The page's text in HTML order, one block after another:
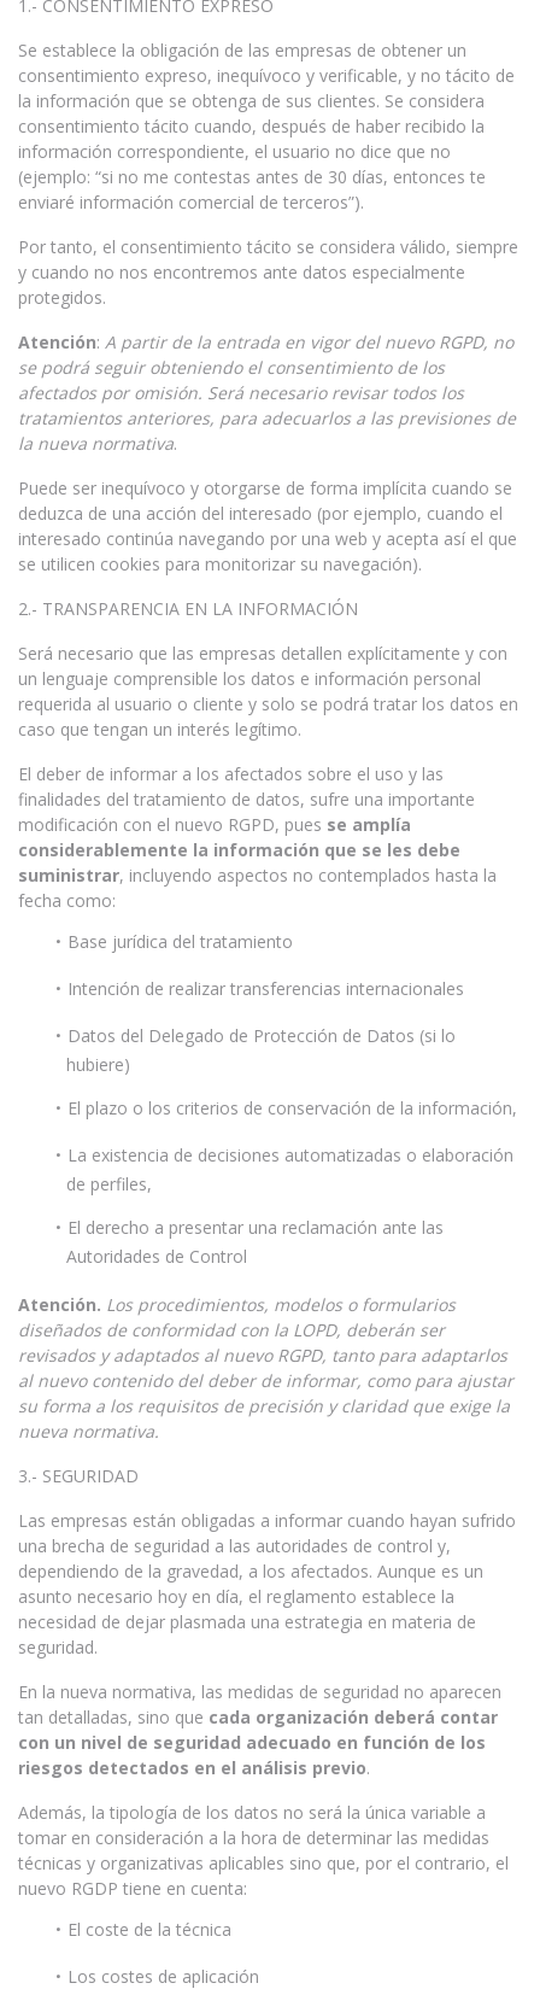
1.- CONSENTIMIENTO EXPRESO
Se establece la obligación de las empresas de obtener un
consentimiento expreso, inequívoco y verificable, y no tácito de
la información que se obtenga de sus clientes. Se considera
consentimiento tácito cuando, después de haber recibido la
información correspondiente, el usuario no dice que no
(ejemplo: “si no me contestas antes de 30 días, entonces te
enviaré información comercial de terceros”).
Por tanto, el consentimiento tácito se considera válido, siempre
y cuando no nos encontremos ante datos especialmente
protegidos.
Atención: A partir de la entrada en vigor del nuevo RGPD, no
se podrá seguir obteniendo el consentimiento de los
afectados por omisión. Será necesario revisar todos los
tratamientos anteriores, para adecuarlos a las previsiones de
la nueva normativa.
Puede ser inequívoco y otorgarse de forma implícita cuando se
deduzca de una acción del interesado (por ejemplo, cuando el
interesado continúa navegando por una web y acepta así el que
se utilicen cookies para monitorizar su navegación).
2.- TRANSPARENCIA EN LA INFORMACIÓN
Será necesario que las empresas detallen explícitamente y con
un lenguaje comprensible los datos e información personal
requerida al usuario o cliente y solo se podrá tratar los datos en
caso que tengan un interés legítimo.
El deber de informar a los afectados sobre el uso y las
finalidades del tratamiento de datos, sufre una importante
modificación con el nuevo RGPD, pues se amplía
considerablemente la información que se les debe
suministrar, incluyendo aspectos no contemplados hasta la
fecha como:
Base jurídica del tratamiento
Intención de realizar transferencias internacionales
Datos del Delegado de Protección de Datos (si lo
hubiere)
El plazo o los criterios de conservación de la información,
La existencia de decisiones automatizadas o elaboración
de perfiles,
El derecho a presentar una reclamación ante las
Autoridades de Control
Atención. Los procedimientos, modelos o formularios
diseñados de conformidad con la LOPD, deberán ser
revisados y adaptados al nuevo RGPD, tanto para adaptarlos
al nuevo contenido del deber de informar, como para ajustar
su forma a los requisitos de precisión y claridad que exige la
nueva normativa.
3.- SEGURIDAD
Las empresas están obligadas a informar cuando hayan sufrido
una brecha de seguridad a las autoridades de control y,
dependiendo de la gravedad, a los afectados. Aunque es un
asunto necesario hoy en día, el reglamento establece la
necesidad de dejar plasmada una estrategia en materia de
seguridad.
En la nueva normativa, las medidas de seguridad no aparecen
tan detalladas, sino que cada organización deberá contar
con un nivel de seguridad adecuado en función de los
riesgos detectados en el análisis previo.
Además, la tipología de los datos no será la única variable a
tomar en consideración a la hora de determinar las medidas
técnicas y organizativas aplicables sino que, por el contrario, el
nuevo RGDP tiene en cuenta:
El coste de la técnica
Los costes de aplicación